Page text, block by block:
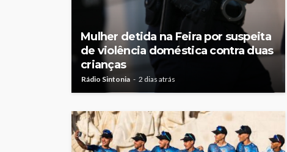
Mulher detida na Feira por suspeita
de violência doméstica contra duas
crianças
Rádio Sintonia 2 dias atrás